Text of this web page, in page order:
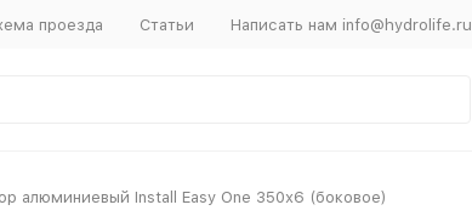
проезда Статьи Написать нам info@hydrolife.ru
алюминиевый Install Easy One 350х6 (боковое)